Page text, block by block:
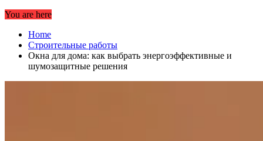
You are here
Home
Строительные работы
Окна для дома: как выбрать энергоэффективные и
шумозащитные решения